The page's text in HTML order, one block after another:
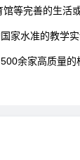
等完善的生活或
家水准的教学
余家高质量的